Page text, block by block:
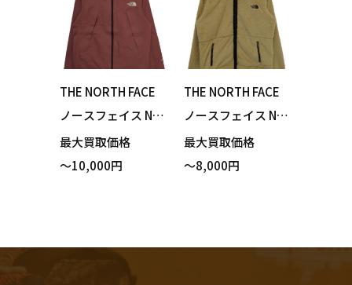
買い取りました！
りました！
THE NORTH FACE
ノースフェイス NP
W12201 Climb Lig
ht Jacket クライム
イズ 買い取りまし
最大買取価格
～10,000円
THE NORTH FACE
ノースフェイス NA
W72230 ZI Magne
Firefly Versa Loft J
最大買取価格
～8,000円